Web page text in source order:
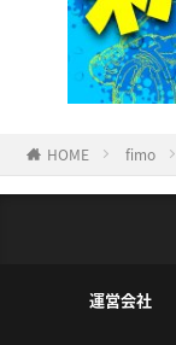
HOME fimo
運営会社